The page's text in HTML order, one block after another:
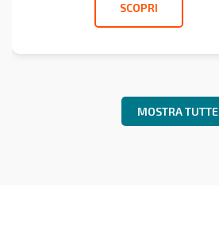
SCOPRI
MOSTRA TUTTE